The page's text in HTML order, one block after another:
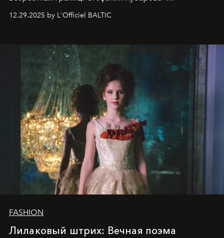
харизмы, чье имя уже украшает обложки
2025
и LUXIA June 2025, представляет собой
уникальное явление современной культуры.
12.29.2025 by L'Officiel BALTIC
FASHION
Лилаковый штрих: Вечная поэма